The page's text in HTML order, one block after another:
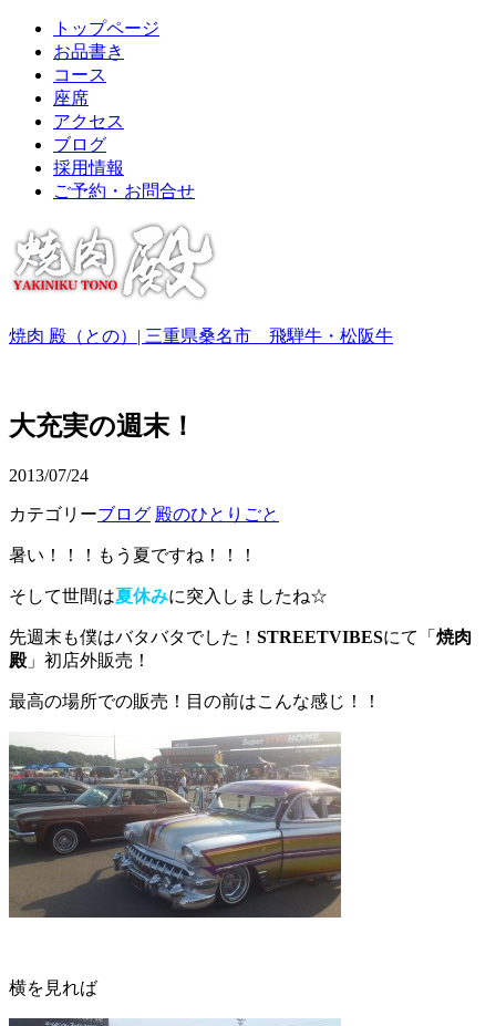
トップページ
お品書き
コース
座席
アクセス
ブログ
採用情報
ご予約・お問合せ
焼肉 殿（との）| 三重県桑名市 飛騨牛・松阪牛
大充実の週末！
2013/07/24
カテゴリーブログ 殿のひとりごと
暑い！！！もう夏ですね！！！
そして世間は夏休みに突入しましたね☆
先週末も僕はバタバタでした！ STREETVIBESにて「 焼肉
殿」初店外販売！
最高の場所での販売！目の前はこんな感じ！！
横を見れば